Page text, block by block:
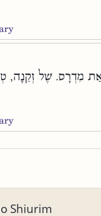
מִדְרָס. שֶׁל זְקֵנָה,
Shiurim